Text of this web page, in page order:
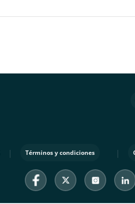
| Términos y condiciones |